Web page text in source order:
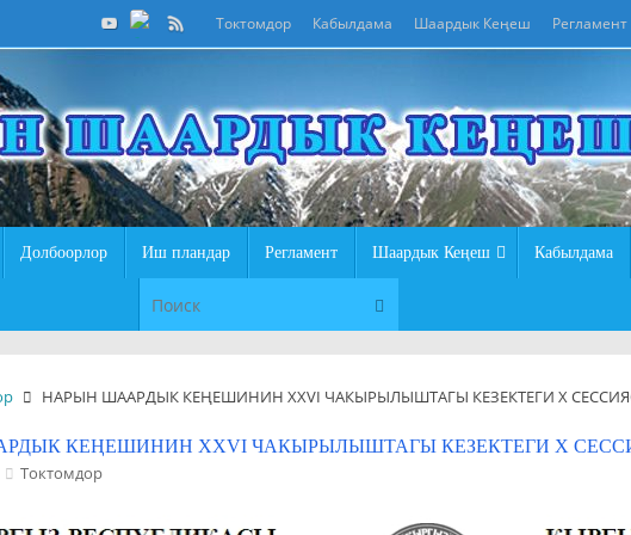
Токтомдор Кабылдама Шаардык Кеңеш Регламент
Долбоорлор Иш пландар Регламент Шаардык Кеңеш Кабылдама
Поиск
НАРЫН ШААРДЫК КЕҢЕШИНИН XXVI ЧАКЫРЫЛЫШТАГЫ КЕЗЕКТЕГИ X
КЕҢЕШИНИН XXVI ЧАКЫРЫЛЫШТАГЫ КЕЗЕКТЕГИ X
Токтомдор